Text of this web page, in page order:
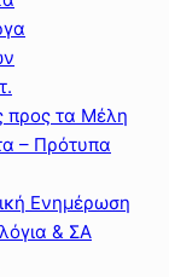
προς τα Μέλη
– Πρότυπα
Ενημέρωση
& ΣΑ